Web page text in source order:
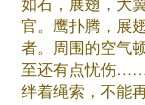
如石，展翅，大
官。鹰扑腾，展
者。周围的空气
至还有点忧伤……
绊着绳索，不能